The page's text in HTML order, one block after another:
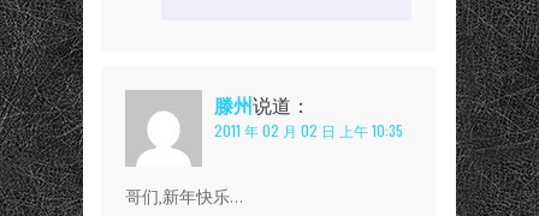
滕州说道：
2011 年 02 月 02 日 上午 10:35
哥们,新年快乐…